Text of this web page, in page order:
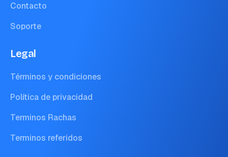
Contacto
Soporte
Legal
Términos y condiciones
Política de privacidad
Terminos Rachas
Terminos referidos